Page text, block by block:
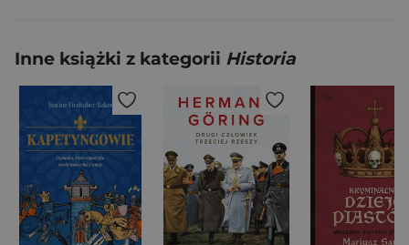
Inne książki z kategorii Historia